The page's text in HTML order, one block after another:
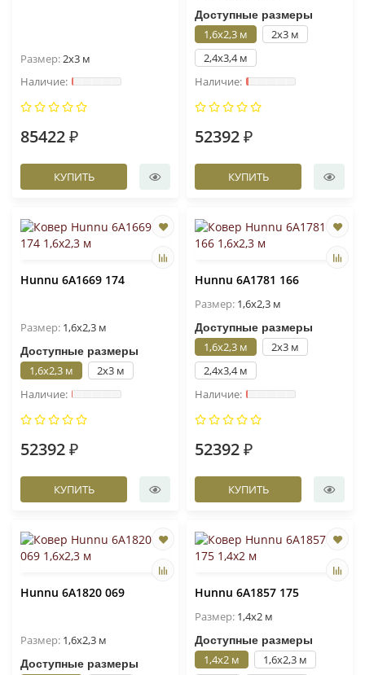
Размер:2x3 м
85422 ₽
КУПИТЬ
Доступные размеры
1,6x2,3 м
2x3 м
2,4x3,4 м
52392 ₽
КУПИТЬ
Hunnu 6A1669 174
Размер: 1,6x2,3 м
Доступные размеры
1,6x2,3 м 2x3 м
52392 ₽
КУПИТЬ
Hunnu 6A1781 166
Размер: 1,6x2,3 м
Доступные размеры
1,6x2,3 м
2x3 м
2,4x3,4 м
52392 ₽
КУПИТЬ
Hunnu 6A1820 069
Размер: 1,6x2,3 м
Доступные размеры
Hunnu 6A1857 175
Размер: 1,4x2 м
Доступные размеры
1,4x2 м
1,6x2,3 м